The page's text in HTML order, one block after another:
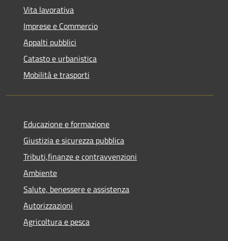
Vita lavorativa
Imprese e Commercio
Appalti pubblici
Catasto e urbanistica
Mobilità e trasporti
Educazione e formazione
Giustizia e sicurezza pubblica
Tributi,finanze e contravvenzioni
Ambiente
Salute, benessere e assistenza
Autorizzazioni
Agricoltura e pesca